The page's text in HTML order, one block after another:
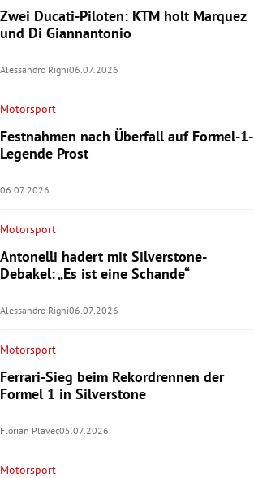
Zwei Ducati-Piloten: KTM holt Marquez
und Di Giannantonio
Alessandro Righi06.07.2026
Motorsport
Festnahmen nach Überfall auf Formel-1-
Legende Prost
06.07.2026
Motorsport
Antonelli hadert mit Silverstone-
Debakel: „Es ist eine Schande“
Alessandro Righi06.07.2026
Motorsport
Ferrari-Sieg beim Rekordrennen der
Formel 1 in Silverstone
Florian Plavec05.07.2026
Motorsport